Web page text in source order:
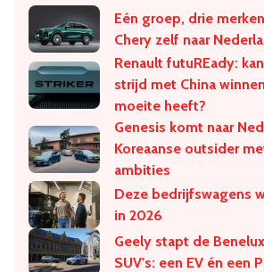
Eén groep, drie
Chery zelf naar
Renault futuREady:
strijd met China
moeite heeft?
Genesis komt naar
Koreaanse outsider
ambities
Deze bedrijfswagens
in 2026
Geely stapt de
SUV's: een EV én een